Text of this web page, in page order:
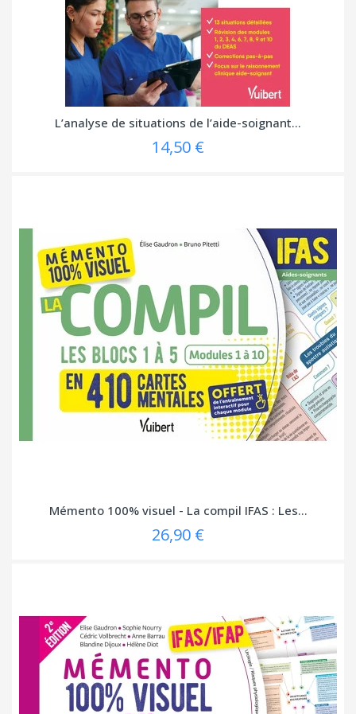
L’analyse de situations de l’aide-soignant...
14,50 €
Mémento 100% visuel - La compil IFAS : Les...
26,90 €